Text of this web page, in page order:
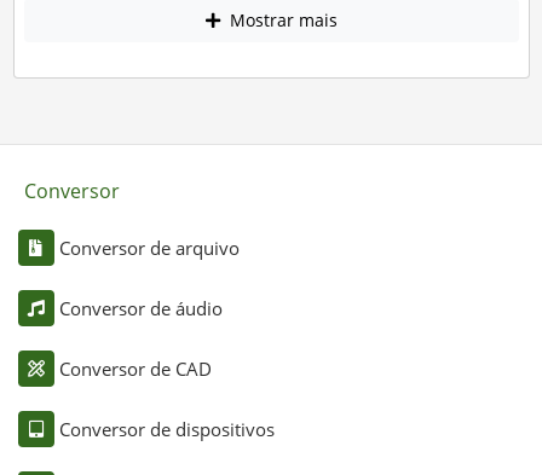
Mostrar mais
Conversor
Conversor de arquivo
Conversor de áudio
Conversor de CAD
Conversor de dispositivos